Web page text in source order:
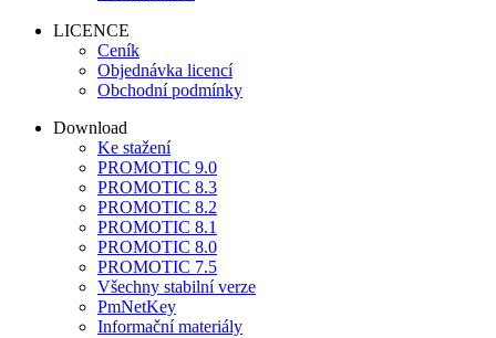
LICENCE
Ceník
Objednávka licencí
Obchodní podmínky
Download
Ke stažení
PROMOTIC 9.0
PROMOTIC 8.3
PROMOTIC 8.2
PROMOTIC 8.1
PROMOTIC 8.0
PROMOTIC 7.5
Všechny stabilní verze
PmNetKey
Informační materiály